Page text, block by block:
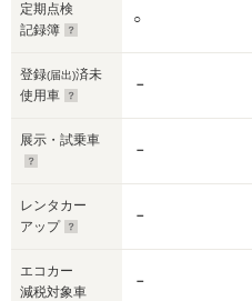
定期点検
記録簿
○
登録(届出)済未
使用車
－
展示・試乗車
－
レンタカー
アップ
－
エコカー
減税対象車
－